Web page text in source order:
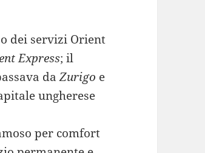
dei servizi Orient
Express; il
daZurigo e
ungherese
per comfort